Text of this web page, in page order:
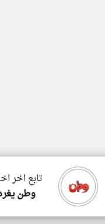
تابع اخر
وطن